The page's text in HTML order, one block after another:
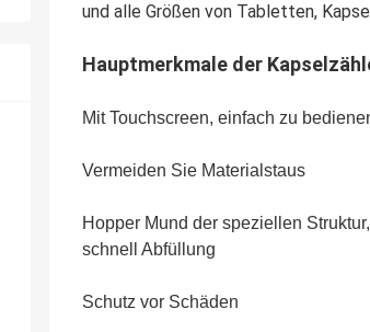
und alle Größen von Tabletten,
Hauptmerkmale der
Mit Touchscreen, einfach zu
Vermeiden Sie Materialstaus
Hopper Mund der speziellen
schnell Abfüllung
Schutz vor Schäden